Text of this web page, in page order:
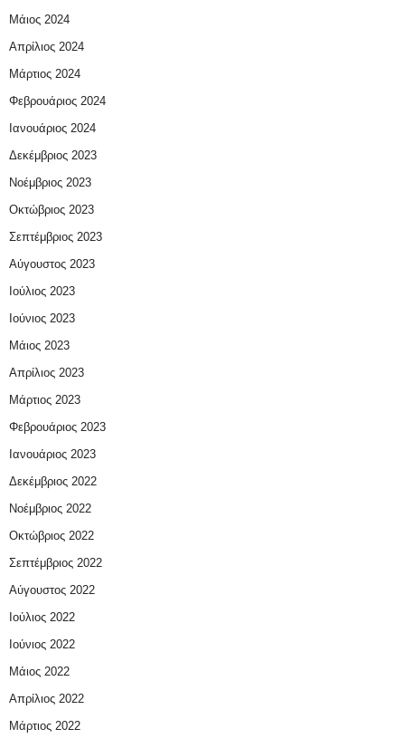
Μάιος 2024
Απρίλιος 2024
Μάρτιος 2024
Φεβρουάριος 2024
Ιανουάριος 2024
Δεκέμβριος 2023
Νοέμβριος 2023
Οκτώβριος 2023
Σεπτέμβριος 2023
Αύγουστος 2023
Ιούλιος 2023
Ιούνιος 2023
Μάιος 2023
Απρίλιος 2023
Μάρτιος 2023
Φεβρουάριος 2023
Ιανουάριος 2023
Δεκέμβριος 2022
Νοέμβριος 2022
Οκτώβριος 2022
Σεπτέμβριος 2022
Αύγουστος 2022
Ιούλιος 2022
Ιούνιος 2022
Μάιος 2022
Απρίλιος 2022
Μάρτιος 2022